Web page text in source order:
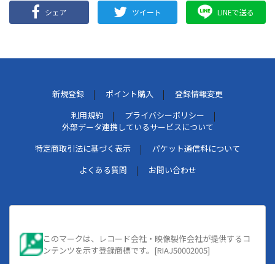
シェア ツイート LINEで送る
新規登録 ポイント購入
登録情報変更
利用規約
プライバシーポリシー
外部データ連携しているサービスについて
特定商取引法に基づく表示
パケット通信料について
よくある質問
お問い合わせ
このマークは、レコード会社・映像製作会社が提供するコ
ンテンツを示す登録商標です。[RIAJ50002005]